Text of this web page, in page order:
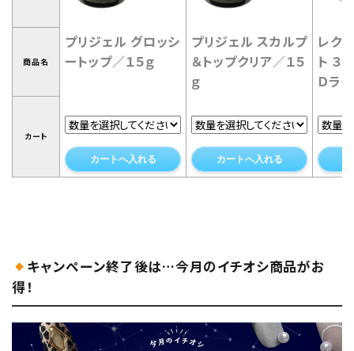
商品名
プリジェル グロッシ
ートップ／１５ｇ
プリジェル スカルプ
＆トップクリア／１５
ｇ
レク
ト ３
Ｄラ
カート
カートへ入れる カートへ入れる
キャンペーン終了後は…今月のイチオシ商品がお
得！